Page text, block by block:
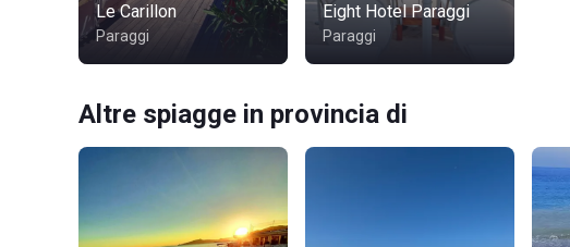
Le Carillon
Paraggi
Eight Hotel Paraggi
Paraggi
Altre spiagge in provincia di